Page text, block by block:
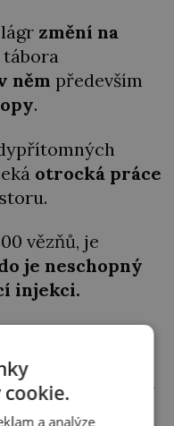
změní na
něm především
.
otrocká práce
vězňů, je
je neschopný
injekci.
do
do dobytčích
Čech. 8. května
partyzáni.
a analýze